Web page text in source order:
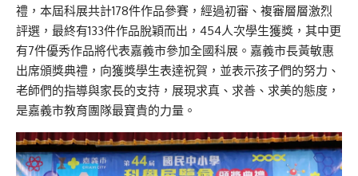
禮， 本屆科展共計178件作品參賽，經過初審、 複審層層激烈
評選，最終有133件作品脫穎而出，454人次學生獲獎 ，其中更
有7件優秀作品將代表嘉義市參加全國科展 。 嘉義市長黃敏惠
出席頒獎典禮，向獲獎學生表達祝賀，並表示孩子們的努力、
老師們的指導與家長的支持，展現求真、 求善 、求美的態度，
是嘉義市教育團隊最寶貴的力量。